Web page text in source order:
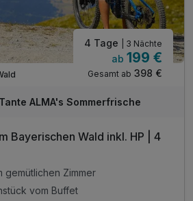
4 Tage | 3 Nächte
ab 199 €
Gesamt ab 398 €
ALMA's Sommerfrische
Bayerischen Wald inkl. HP | 4
gemütlichen Zimmer
vom Buffet